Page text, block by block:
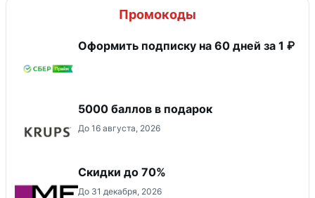
Промокоды
Оформить подписку на 60 дней за 1 ₽
5000 баллов в подарок
До 16 августа, 2026
Скидки до 70%
До 31 декабря, 2026